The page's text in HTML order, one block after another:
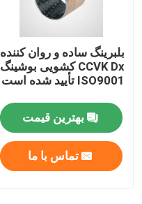
بلبرینگ ساده و روان کننده
CCVK Dx کشویی بوشینگ
ISO9001 تأیید شده است
بهترین قیمت
تماس با ما